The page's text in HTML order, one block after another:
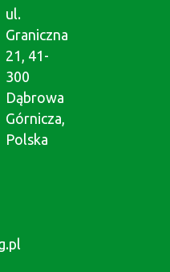
ul.
Graniczna
21, 41-
300
Dąbrowa
Górnicza,
Polska